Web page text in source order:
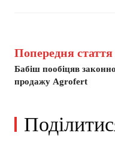
Попередня стаття
Бабіш пообіцяв
продажу Agrofert